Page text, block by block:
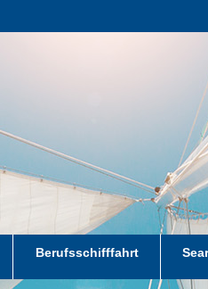
Berufsschifffahrt